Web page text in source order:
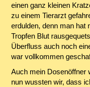
einen ganz kleinen
zu einem Tierarzt
erdulden, denn man hat
Tropfen Blut
Überfluss auch noch
war vollkommen
Auch mein Dosenöffner
nun wussten wir, dass